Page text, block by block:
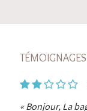
Bonjour, La